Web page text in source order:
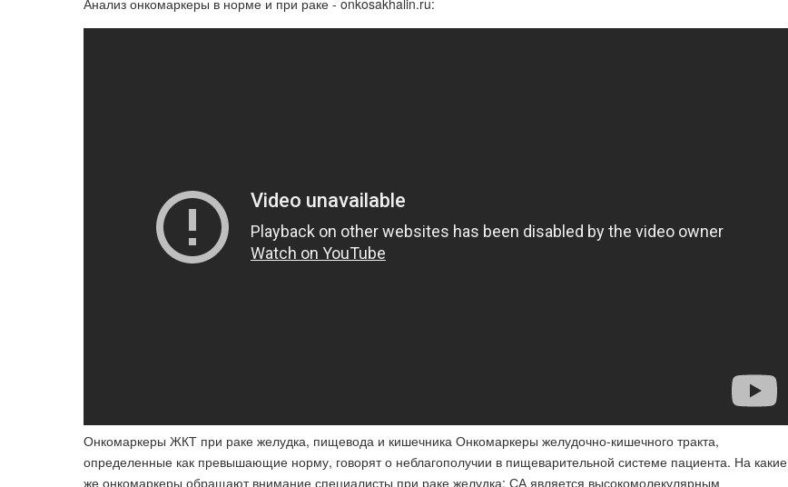
Анализ онкомаркеры в норме и при раке - onkosakhalin.ru:
Онкомаркеры ЖКТ при раке желудка, пищевода и кишечника Онкомаркеры желудочно-кишечного тракта,
определенные как превышающие норму, говорят о неблагополучии в пищеварительной системе пациента. На какие
же онкомаркеры обращают внимание специалисты при раке желудка: СА является высокомолекулярным